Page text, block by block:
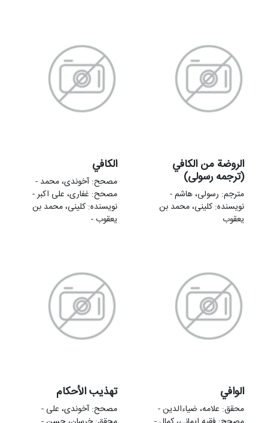
الروضة من الكافي
(ترجمه رسولی)
مترجم: رسولی، هاشم -
نویسنده: کلینی، محمد بن
یعقوب
الکافي
مصحح: آخوندی، محمد -
مصحح: غفاری، علی‌ اکبر -
نویسنده: کلینی، محمد بن
یعقوب -
الوافي
محقق: علامه، ضیاءالدین -
تهذيب الأحكام
مصحح: آخوندی، علی -